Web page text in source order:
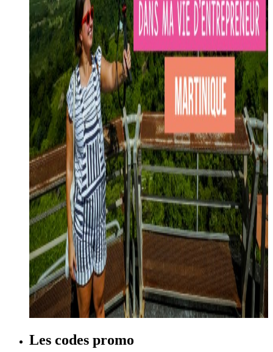
Les codes promo